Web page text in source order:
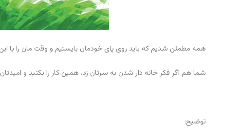
همه مطمئن شدیم که باید روی پای خودمان بایستیم و وقت مان را با
شما هم اگر فکر خانه دار شدن به سرتان زد، همین کار را بکنید و
توضیح: